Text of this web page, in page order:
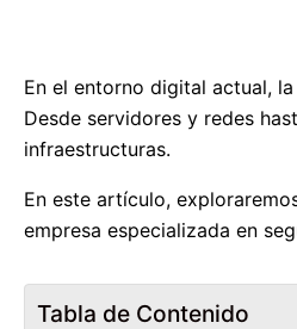
En el entorno digital actual,
Desde servidores y redes
infraestructuras.
En este artículo,
empresa especializada en
Tabla de Contenido